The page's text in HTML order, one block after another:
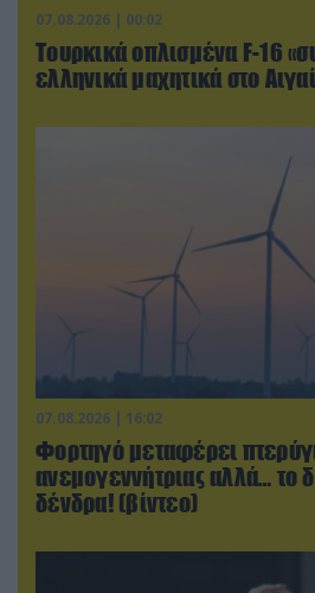
07.08.2026 | 00:02
Τουρκικά οπλισμένα F-16
ελληνικά μαχητικά στο
07.08.2026 | 16:02
Φορτηγό μεταφέρει
ανεμογεννήτριας αλλά… το
δένδρα! (βίντεο)